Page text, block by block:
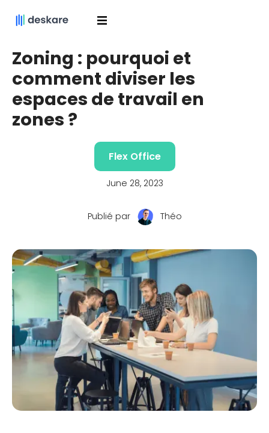
Zoning : pourquoi et
comment diviser les
espaces de travail en
zones ?
Flex Office
June 28, 2023
Publié par Théo